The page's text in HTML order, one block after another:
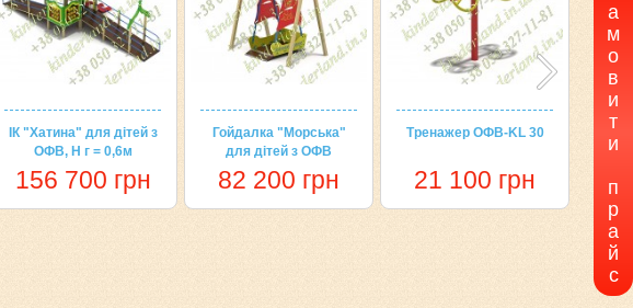
ІК "Хатина" для дітей з
ОФВ, Н г = 0,6м
156 700 грн
Гойдалка "Морська"
для дітей з ОФВ
82 200 грн
Тренажер ОФВ-KL 30
21 100 грн
а
м
о
в
и
т
и
п
р
а
й
с